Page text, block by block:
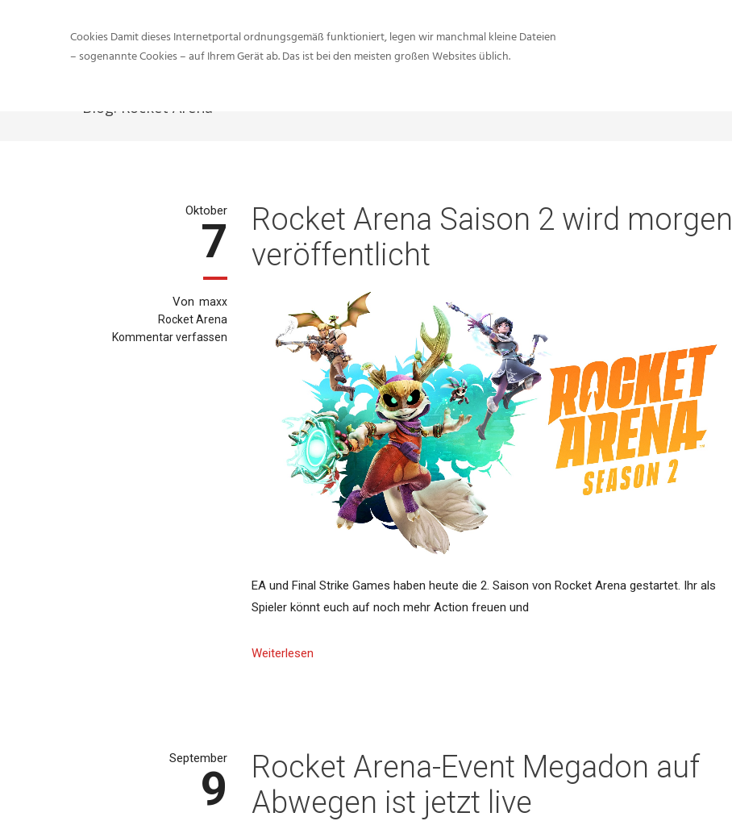
Blog: Rocket Arena
Oktober
7
Von maxx
Rocket Arena
Kommentar verfassen
Rocket Arena Saison 2 wird morgen
veröffentlicht
EA und Final Strike Games haben heute die 2. Saison von Rocket Arena gestartet. Ihr als
Spieler könnt euch auf noch mehr Action freuen und
Weiterlesen
September
9
Rocket Arena-Event Megadon auf
Abwegen ist jetzt live
Cookies Damit dieses Internetportal ordnungsgemäß funktioniert, legen wir manchmal kleine Dateien
– sogenannte Cookies – auf Ihrem Gerät ab. Das ist bei den meisten großen Websites üblich.